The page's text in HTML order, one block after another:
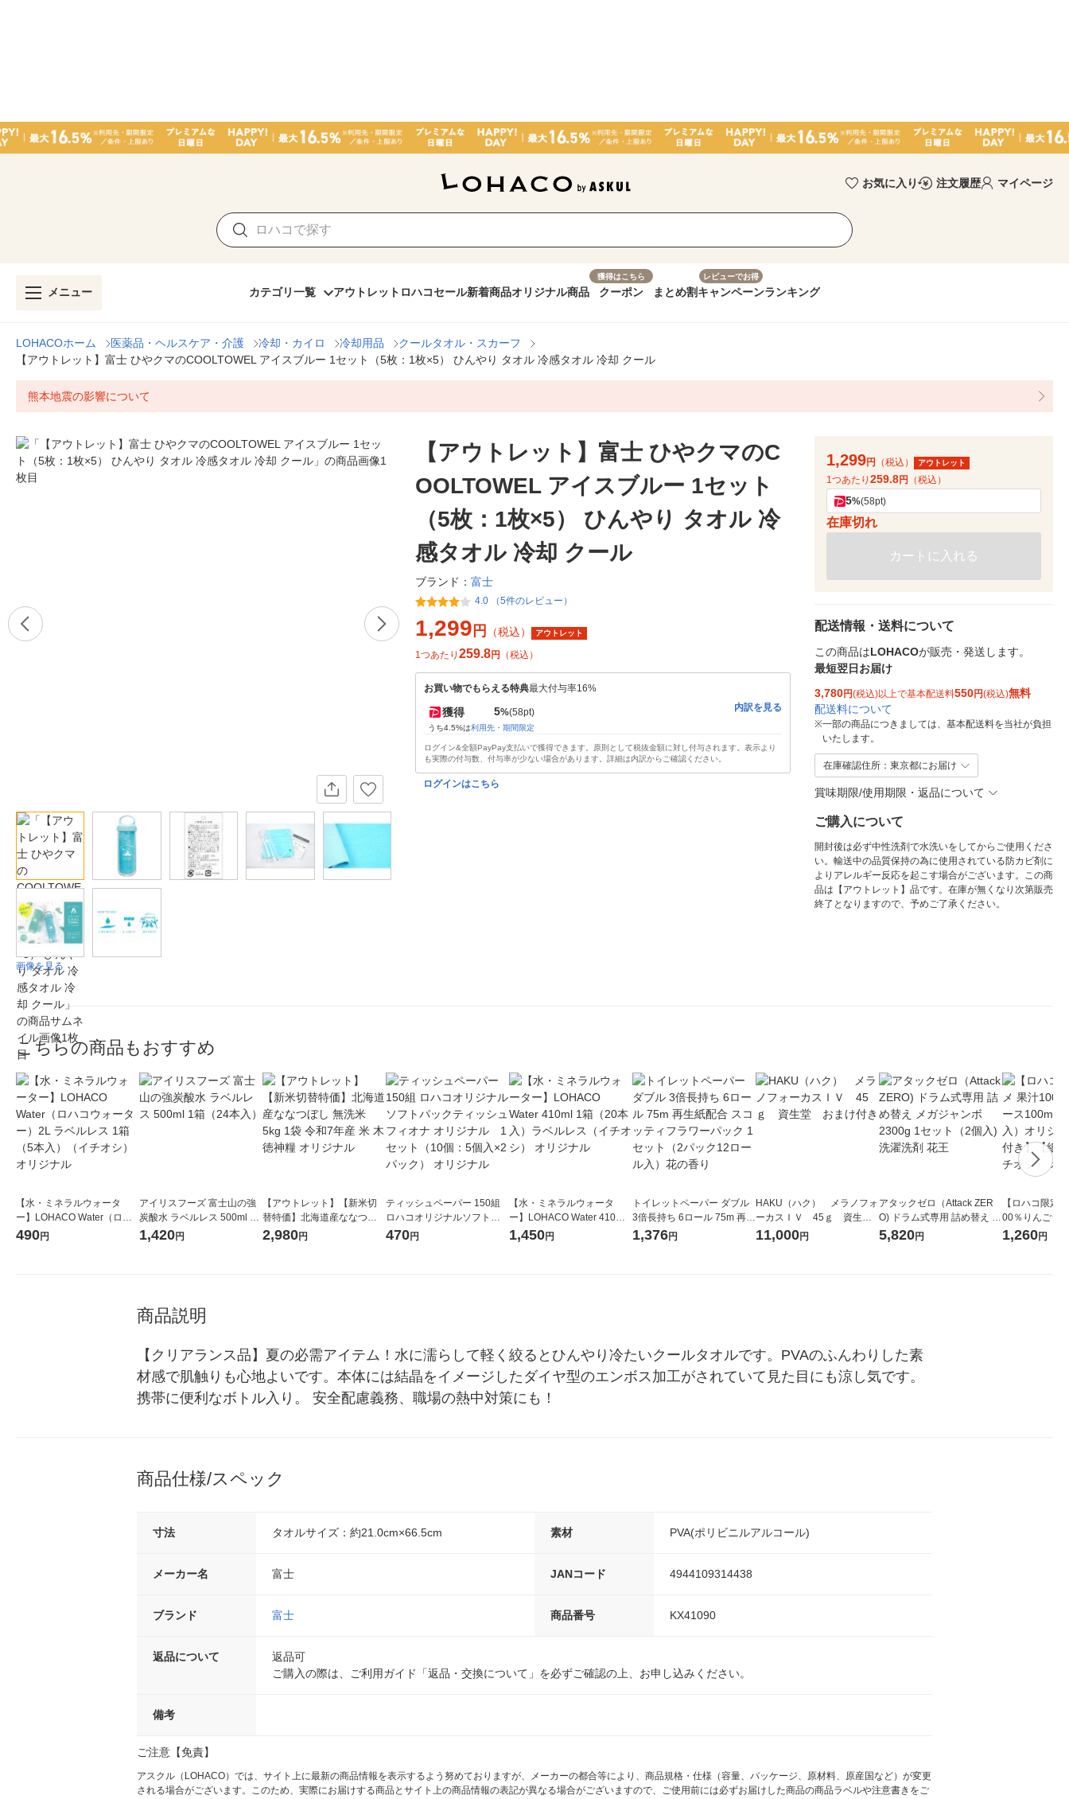
お気に入り 注文履歴 マイページ
メニュー カテゴリ一覧 アウトレット ロハコセール新着商品オリジナル商品
獲得はこちら
クーポン まとめ割
レビューでお得
キャンペーンランキング
LOHACOホーム 医薬品・ヘルスケア・介護 冷却・カイロ 冷却用品
クールタオル・スカーフ
【アウトレット】富士 ひやクマのCOOLTOWEL アイスブルー 1セット（5枚：1枚×5） ひんやり タオル 冷感タオル 冷却 クール
熊本地震の影響について
画像を見る
【アウトレット】富士 ひやクマのC
OOLTOWEL アイスブルー 1セット
（5枚：1枚×5） ひんやり タオル 冷
感タオル 冷却 クール
ブランド： 富士
4.0 （5件のレビュー）
1,299 円 （税込） アウトレット
1つあたり 259.8円 （税込）
お買い物でもらえる特典最大付与率16%
獲得 5%(58pt)
うち4.5%は利用先・期間限定
内訳を見る
ログイン&全額PayPay支払いで獲得できます。原則として税抜金額に対し付与されます。表示より
も実際の付与数、付与率が少ない場合があります。詳細は内訳からご確認ください。
ログインはこちら
1,299円 （税込） アウトレット
1つあたり 259.8円 （税込）
5%(58pt)
在庫切れ
カートに入れる
配送情報・送料について
この商品はLOHACOが販売・発送します。
最短翌日お届け
3,780円(税込)以上で基本配送料550円(税込)無料
配送料について
※一部の商品につきましては、基本配送料を当社が負担
いたします。
在庫確認住所：東京都にお届け
賞味期限/使用期限・返品について
ご購入について
開封後は必ず中性洗剤で水洗いをしてからご使用くださ
い。輸送中の品質保持の為に使用されている防カビ剤に
よりアレルギー反応を起こす場合がございます。この商
品は【アウトレット】品です。在庫が無くなり次第販売
終了となりますので、予めご了承ください。
こちらの商品もおすすめ
【水・ミネラルウォータ
ー】LOHACO Water（ロハ
コウォーター）2L ラベルレ
490円
アイリスフーズ 富士山の強
炭酸水 ラベルレス 500ml 1
箱（24本入）
1,420円
【アウトレット】【新米切
替特価】北海道産ななつぼ
し 無洗米 5kg 1袋 令和7年産
米 木徳神糧 オリジナル
2,980円
ティッシュペーパー 150組
ロハコオリジナルソフトパ
ックティッシュ フィオナ オ
470円
【水・ミネラルウォータ
ー】LOHACO Water 410ml
1箱（20本入）ラベルレス
（イチオシ） オリジナル
1,450円
トイレットペーパー ダブル
3倍長持ち 6ロール 75m 再生
紙配合 スコッティフラワー
パック 1セット（2パック12
1,376円
HAKU（ハク） メラノフォ
ーカスＩＶ 45ｇ 資生
堂 おまけ付き
11,000円
アタックゼロ（Attack ZER
O) ドラム式専用 詰め替え メ
ガジャンボ 2300g 1セット
（2個入) 洗濯洗剤 花王
5,820円
【ロハコ限定
00％りんごジ
箱（18本入）
【クイズ付き
1,260円
商品説明
【クリアランス品】夏の必需アイテム！水に濡らして軽く絞るとひんやり冷たいクールタオルです。PVAのふんわりした素
材感で肌触りも心地よいです。本体には結晶をイメージしたダイヤ型のエンボス加工がされていて見た目にも涼し気です。
携帯に便利なボトル入り。 安全配慮義務、職場の熱中対策にも！
商品仕様/スペック
寸法 タオルサイズ：約21.0cm×66.5cm 素材 PVA(ポリビニルアルコール)
メーカー名 富士 JANコード 4944109314438
ブランド 富士 商品番号 KX41090
返品について
返品可
ご購入の際は、ご利用ガイド「返品・交換について」を必ずご確認の上、お申し込みください。
備考
ご注意【免責】
アスクル（LOHACO）では、サイト上に最新の商品情報を表示するよう努めておりますが、メーカーの都合等により、商品規格・仕様（容量、パッケージ、原材料、原産国など）が変更
される場合がございます。このため、実際にお届けする商品とサイト上の商品情報の表記が異なる場合がございますので、ご使用前には必ずお届けした商品の商品ラベルや注意書きをご